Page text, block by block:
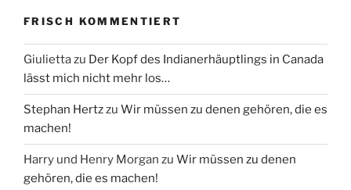
FRISCH KOMMENTIERT
Giuliettazu Der Kopf des Indianerhäuptlings in Canada
lässt mich nicht mehr los…
Stephan Hertzzu Wir müssen zu denen gehören, die es
machen!
Harry und Henry Morgan zu Wir müssen zu denen
gehören, die es machen!